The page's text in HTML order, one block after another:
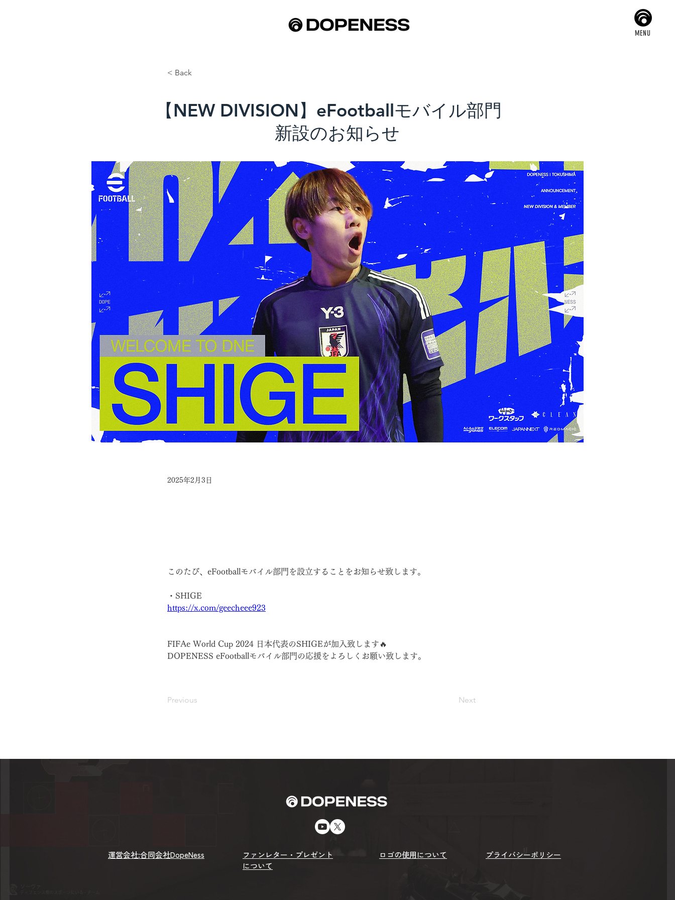
MENU
< Back
【NEW DIVISION】eFootballモバイル部門
新設のお知らせ
2025年2月3日
このたび、eFootballモバイル部門を設立することをお知らせ致します。
・SHIGE
https://x.com/geecheee923
FIFAe World Cup 2024 日本代表のSHIGEが加入致します🔥
DOPENESS eFootballモバイル部門の応援をよろしくお願い致します。
Previous Next
​運営会社:合同会社DopeNess
ファンレター・プレゼント
について
ロゴの使用について ​プライバシーポリシー